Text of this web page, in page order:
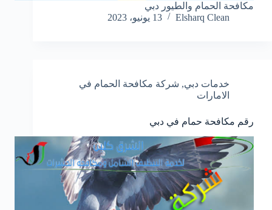
مكافحة الحمام والطيور دبي
Elsharq Clean
13 يونيو، 2023
خدمات دبي, شركة مكافحة الحمام في
الامارات
رقم مكافحة حمام في دبي